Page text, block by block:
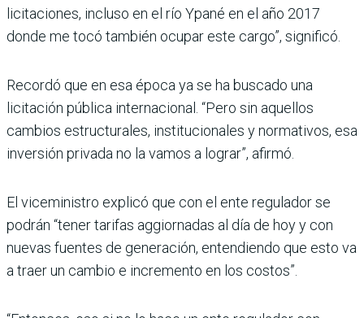
licitaciones, incluso en el río Ypané en el año 2017
donde me tocó también ocu­par este cargo”, significó.
Recordó que en esa época ya se ha buscado una
licitación pública internacional. “Pero sin aquellos
cambios estruc­turales, institucionales y nor­mativos, esa
inversión pri­vada no la vamos a lograr”, afirmó.
El viceministro explicó que con el ente regulador se
podrán “tener tarifas aggior­nadas al día de hoy y con
nue­vas fuentes de generación, entendiendo que esto va
a traer un cambio e incremento en los costos”.